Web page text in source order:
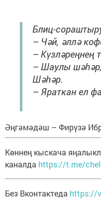
Блиц-
– Чәй, әллә
– Күзләреңнең
– Шаулы
Шәһәр.
– Яраткан ел
Әңгәмәдәш – Фирүзә
Көннең кыскача
каналда https://t.me/
Без Вконтактеда https://